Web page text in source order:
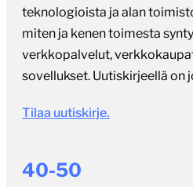
teknologioista ja alan
miten ja kenen toimesta
verkkopalvelut,
sovellukset. Uutiskirjeellä on
Tilaa uutiskirje.
40-50